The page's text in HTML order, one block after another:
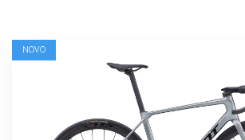
NOVO